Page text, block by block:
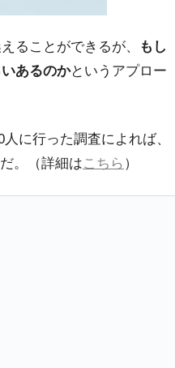
ることができるが、
もし
あるのかというアプロー
に行った調査によれば、
。（詳細はこちら ）